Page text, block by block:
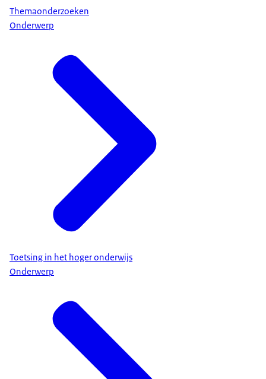
Themaonderzoeken
Onderwerp
Toetsing in het hoger onderwijs
Onderwerp